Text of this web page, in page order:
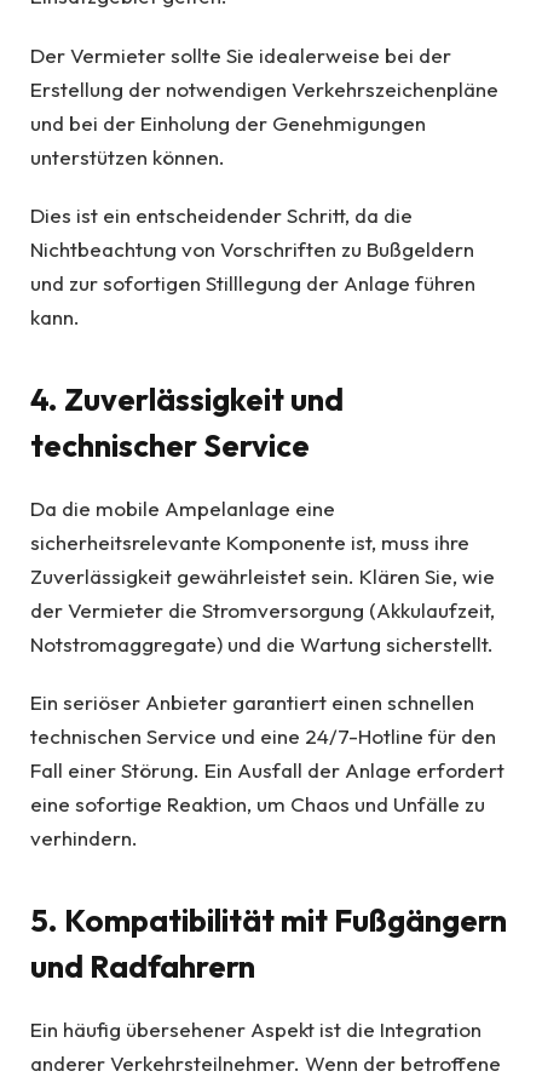
Der Vermieter sollte Sie idealerweise bei der
Erstellung der notwendigen Verkehrszeichenpläne
und bei der Einholung der Genehmigungen
unterstützen können.
Dies ist ein entscheidender Schritt, da die
Nichtbeachtung von Vorschriften zu Bußgeldern
und zur sofortigen Stilllegung der Anlage führen
kann.
4. Zuverlässigkeit und
technischer Service
Da die mobile Ampelanlage eine
sicherheitsrelevante Komponente ist, muss ihre
Zuverlässigkeit gewährleistet sein. Klären Sie, wie
der Vermieter die Stromversorgung (Akkulaufzeit,
Notstromaggregate) und die Wartung sicherstellt.
Ein seriöser Anbieter garantiert einen schnellen
technischen Service und eine 24/7-Hotline für den
Fall einer Störung. Ein Ausfall der Anlage erfordert
eine sofortige Reaktion, um Chaos und Unfälle zu
verhindern.
5. Kompatibilität mit Fußgängern
und Radfahrern
Ein häufig übersehener Aspekt ist die Integration
anderer Verkehrsteilnehmer. Wenn der betroffene